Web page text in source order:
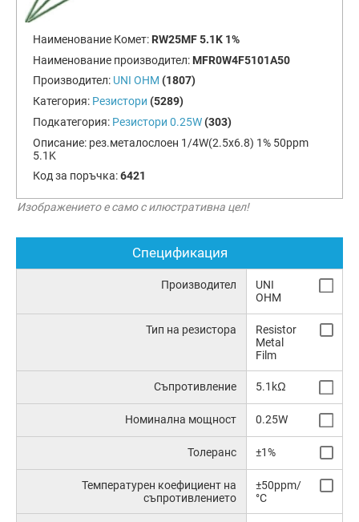
Наименование Комет: RW25MF 5.1K 1%
Наименование производител: MFR0W4F5101A50
Производител: UNI OHM (1807)
Категория: Резистори (5289)
Подкатегория: Резистори 0.25W (303)
Описание: рез.металослоен 1/4W(2.5x6.8) 1% 50ppm
5.1K
Код за поръчка:6421
Изображението е само с илюстративна цел!
Спецификация
Производител
UNI
OHM
Тип на резистора
Resistor
Metal
Film
Съпротивление 5.1kΩ
Номинална мощност 0.25W
Толеранс ±1%
Температурен коефициент на
съпротивлението
±50ppm/
°C